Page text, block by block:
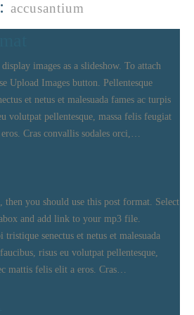
accusantium
images as a slideshow. To attach
Upload Images button. Pellentesque
et netus et malesuada fames ac turpis
volutpat pellentesque, massa felis feugiat
Cras convallis sodales orci,…
then you should use this post format. Select
and add link to your mp3 file.
senectus et netus et malesuada
risus eu volutpat pellentesque,
mattis felis elit a eros. Cras…